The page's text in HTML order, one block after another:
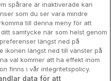
spårare är inaktiverade kan
som du ser vara mindre
till denna meny för att
samtycke när som helst genom
längst ned på
ikonen längst ned till vänster på
val kommer att ha effekt inom
finns i vår integritetspolicy.
data för att